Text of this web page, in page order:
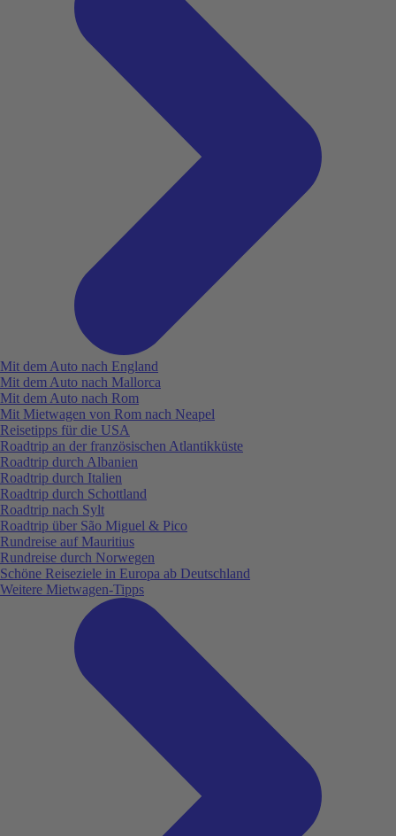
Mit dem Auto nach England
Mit dem Auto nach Mallorca
Mit dem Auto nach Rom
Mit Mietwagen von Rom nach Neapel
Reisetipps für die USA
Roadtrip an der französischen Atlantikküste
Roadtrip durch Albanien
Roadtrip durch Italien
Roadtrip durch Schottland
Roadtrip nach Sylt
Roadtrip über São Miguel & Pico
Rundreise auf Mauritius
Rundreise durch Norwegen
Schöne Reiseziele in Europa ab Deutschland
Weitere Mietwagen-Tipps